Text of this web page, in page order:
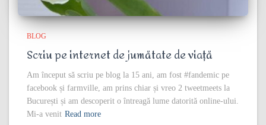
BLOG
Scriu pe internet de jumătate de viață
Am început să scriu pe blog la 15 ani, am fost #fandemic pe
facebook și farmville, am prins chiar și vreo 2 tweetmeets la
București și am descoperit o întreagă lume datorită online-ului.
Mi-a venit Read more